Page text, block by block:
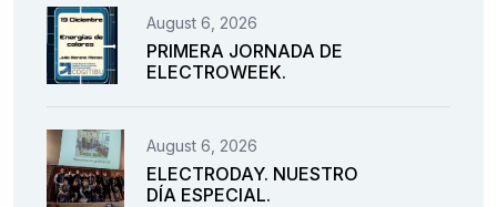
August 6, 2026
PRIMERA JORNADA DE
ELECTROWEEK.
August 6, 2026
ELECTRODAY. NUESTRO
DÍA ESPECIAL.